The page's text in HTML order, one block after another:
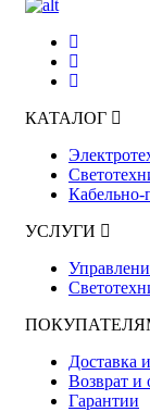
КАТАЛОГ
Кабельно-
УСЛУГИ
Доставка
Возврат и
Гарантии